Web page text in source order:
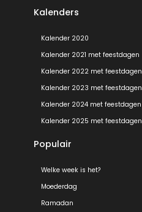
Kalenders
Kalender 2020
Kalender 2021 met feestdagen
Kalender 2022 met feestdagen
Kalender 2023 met feestdagen
Kalender 2024 met feestdagen
Kalender 2025 met feestdagen
Populair
Welke week is het?
Moederdag
Ramadan